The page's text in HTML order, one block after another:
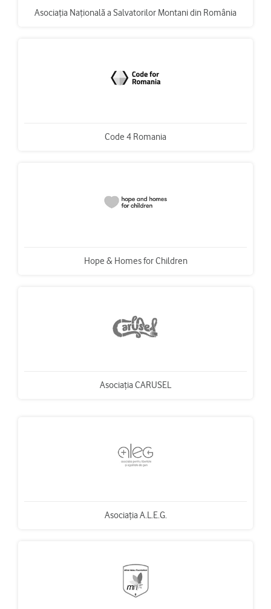
Asociația Națională a Salvatorilor Montani din România
Code 4 Romania
Hope & Homes for Children
Asociația CARUSEL
Asociația A.L.E.G.